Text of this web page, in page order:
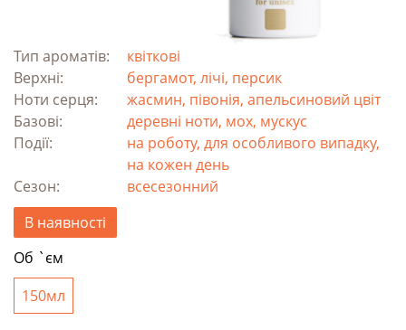
Тип ароматів:
квіткові
Верхні:
бергамот, лічі, персик
Ноти серця:
жасмин, півонія, апельсиновий цвіт
Базові:
деревні ноти, мох, мускус
Події:
на роботу, для особливого випадку,
на кожен день
Сезон:
всесезонний
В наявності
Об `єм
150мл